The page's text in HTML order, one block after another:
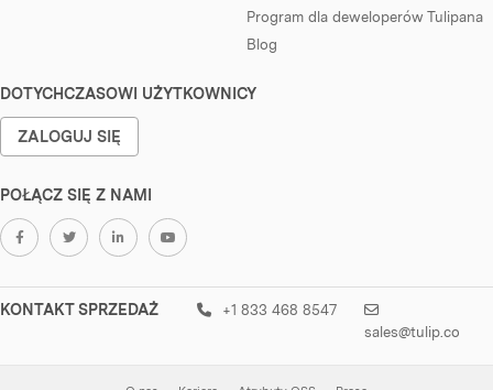
Program dla deweloperów Tulipana
Blog
DOTYCHCZASOWI UŻYTKOWNICY
ZALOGUJ SIĘ
POŁĄCZ SIĘ Z NAMI
KONTAKT SPRZEDAŻ
+1 833 468 8547
sales@tulip.co